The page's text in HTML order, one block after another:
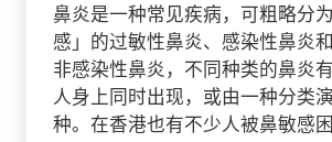
鼻炎是一种常见疾病，可粗略分
感」的过敏性鼻炎、感染性鼻炎
非感染性鼻炎，不同种类的鼻炎
人身上同时出现，或由一种分类
种。在香港也有不少人被鼻敏感